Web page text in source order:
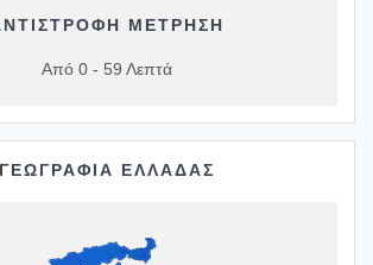
ΜΕΤΡΗΣΗ
Από 0 - 59 Λεπτά
ΓΕΩΓΡΑΦΙΑ ΕΛΛΑΔΑΣ